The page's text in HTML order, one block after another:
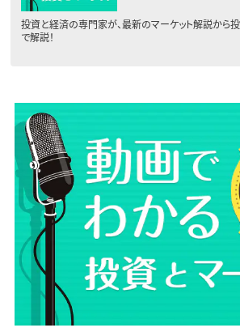
投資と経済の専門家が、最新のマーケット解説から
で解説！